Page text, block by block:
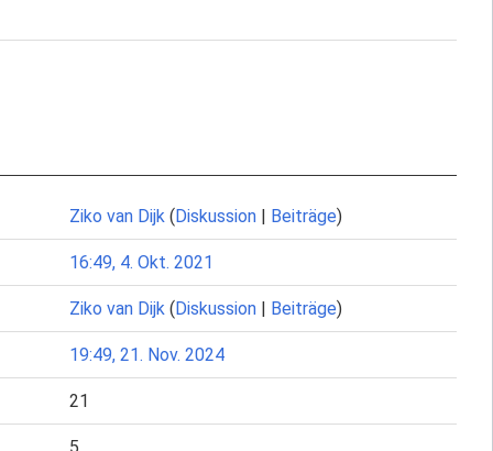
Ziko van Dijk (Diskussion | Beiträge)
16:49, 4. Okt. 2021
Ziko van Dijk (Diskussion | Beiträge)
19:49, 21. Nov. 2024
21